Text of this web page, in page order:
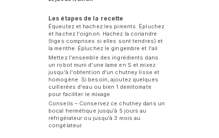
Les étapes de la recette
Équeutez et hachez les piments. Épluchez
et hachez l'oignon. Hachez la coriandre
(tiges comprises si elles sont tendres) et
la menthe. Épluchez le gingembre et l'ail.
Mettez l'ensemble des ingrédients dans
un robot muni d'une lame en S et mixez
jusqu'à l'obtention d'un chutney lisse et
homogène. Si besoin, ajoutez quelques
cuillerées d'eau ou bien 1 demitomate
pour faciliter le mixage
Conseils – Conservez ce chutney dans un
bocal hermétique jusqu'à 5 jours au
réfrigérateur ou jusqu'à 3 mois au
congélateur.